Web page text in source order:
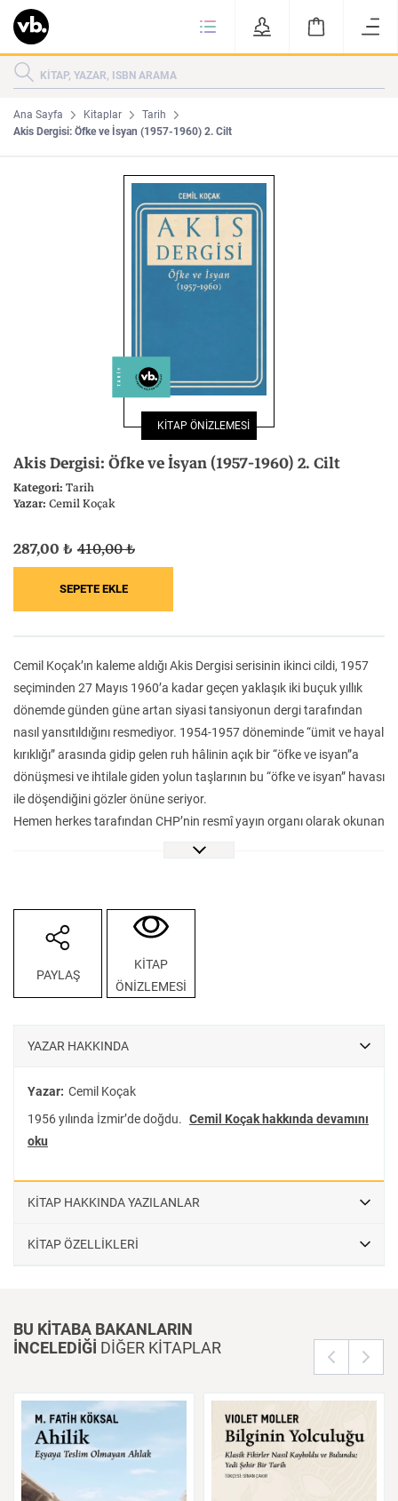
KATEGORİLER
Edebiyat
KİTAPLAR
ÇOK SATANLAR
HAKKIMIZDA
Ana Sayfa Kitaplar
Tarih
Akis Dergisi: Öfke ve İsyan (1957-1960) 2. Cilt
KİTAP ÖNİZLEMESİ
Akis Dergisi: Öfke ve İsyan (1957-1960) 2. Cilt
Kategori:Tarih
Yazar:Cemil Koçak
Cemil Koçak’ın kaleme aldığı Akis Dergisi serisinin ikinci cildi, 1957
seçiminden 27 Mayıs 1960’a kadar geçen yaklaşık iki buçuk yıllık
dönemde günden güne artan siyasi tansiyonun dergi tarafından
nasıl yansıtıldığını resmediyor. 1954-1957 döneminde “ümit ve hayal
kırıklığı” arasında gidip gelen ruh hâlinin açık bir “öfke ve isyan”a
dönüşmesi ve ihtilale giden yolun taşlarının bu “öfke ve isyan” havası
ile döşendiğini gözler önüne seriyor.
Hemen herkes tarafından CHP’nin resmî yayın organı olarak okunan
Akis, “Demokratlar-Halkçılar” kavgasının bu son perdesinde, CHP
kritikti. Başta Güney Amerika ve Orta Doğu olmak üzere; 1950’ler
boyunca bütün dünyayı saran askerî ihtilal ve devrim hareketlerini
her ayrıntısı ve gizli-açık paralellikleriyle sayfalarına taşıyan Akis,
‘diktatörlüklere karşı meşru devrimler’ anlayışını oluşturmak
gayesiyle, 27 Mayıs’ın fikriyatını temellendirmişti. Dergi, bu dönemde
İnönü’nün şahsı etrafında kenetlenen CHP muhalefetinin de en
Akis’in rolü ve önemi siyasi istikamet çizmekten daha fazlaydı:
“Aydınlar” olarak adlandırdığı bir zümrenin dünya, Türkiye, siyaset,
görüşünü okumak mümkündür. Akis Dergisi: Öfke ve İsyan (1957-
en önemli kaynaklarından ve başvuru eserlerinden biri olacaktır.
287,00 ₺ 410,00 ₺
PAYLAŞ
KİTAP
ÖNİZLEMESİ
YAZAR HAKKINDA
Yazar: Cemil Koçak
1956 yılında İzmir’de doğdu. Cemil Koçak hakkında devamını
oku
KİTAP HAKKINDA YAZILANLAR
KİTAP ÖZELLİKLERİ
BU KİTABA BAKANLARIN
İNCELEDİĞİ DİĞER KİTAPLAR